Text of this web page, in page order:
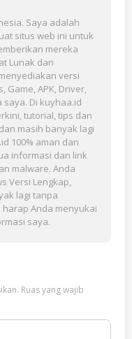
Saya adalah
situs web ini untuk
mereka
Lunak dan
versi
Game, APK, Driver,
Di kuyhaa.id
tutorial, tips dan
masih banyak lagi
100% aman dan
informasi dan link
malware. Anda
Versi Lengkap,
lagi tanpa
Anda menyukai
saya.
Ruas yang wajib